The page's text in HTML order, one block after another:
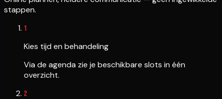
stappen.
1
Kies tijd en behandeling
Via de agenda zie je beschikbare slots in één
overzicht.
2